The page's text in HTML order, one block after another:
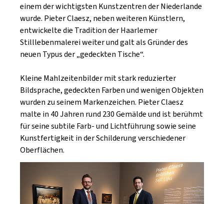
einem der wichtigsten Kunstzentren der Niederlande
wurde. Pieter Claesz, neben weiteren Künstlern,
entwickelte die Tradition der Haarlemer
Stilllebenmalerei weiter und galt als Gründer des
neuen Typus der „gedeckten Tische“.
Kleine Mahlzeitenbilder mit stark reduzierter
Bildsprache, gedeckten Farben und wenigen Objekten
wurden zu seinem Markenzeichen. Pieter Claesz
malte in 40 Jahren rund 230 Gemälde und ist berühmt
für seine subtile Farb- und Lichtführung sowie seine
Kunstfertigkeit in der Schilderung verschiedener
Oberflächen.